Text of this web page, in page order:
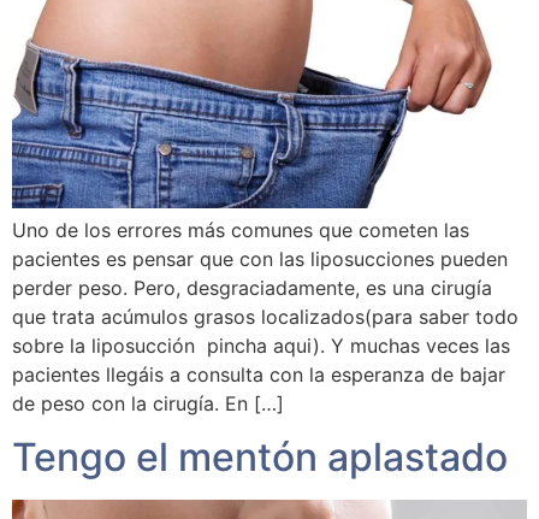
Uno de los errores más comunes que cometen las
pacientes es pensar que con las liposucciones pueden
perder peso. Pero, desgraciadamente, es una cirugía
que trata acúmulos grasos localizados(para saber todo
sobre la liposucción pincha aqui). Y muchas veces las
pacientes llegáis a consulta con la esperanza de bajar
de peso con la cirugía. En […]
Tengo el mentón aplastado